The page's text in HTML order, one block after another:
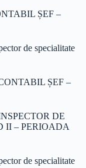
ȘEF –
de specialitate
ȘEF –
DE
II – PERIOADA
de specialitate